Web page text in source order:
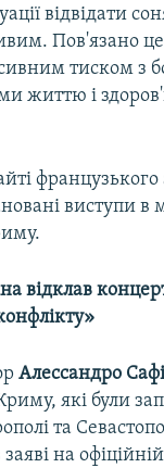
відвідати
Пов'язано
тиском з
життю і
французького
виступи в
відклав
Алессандро
які були
та
на